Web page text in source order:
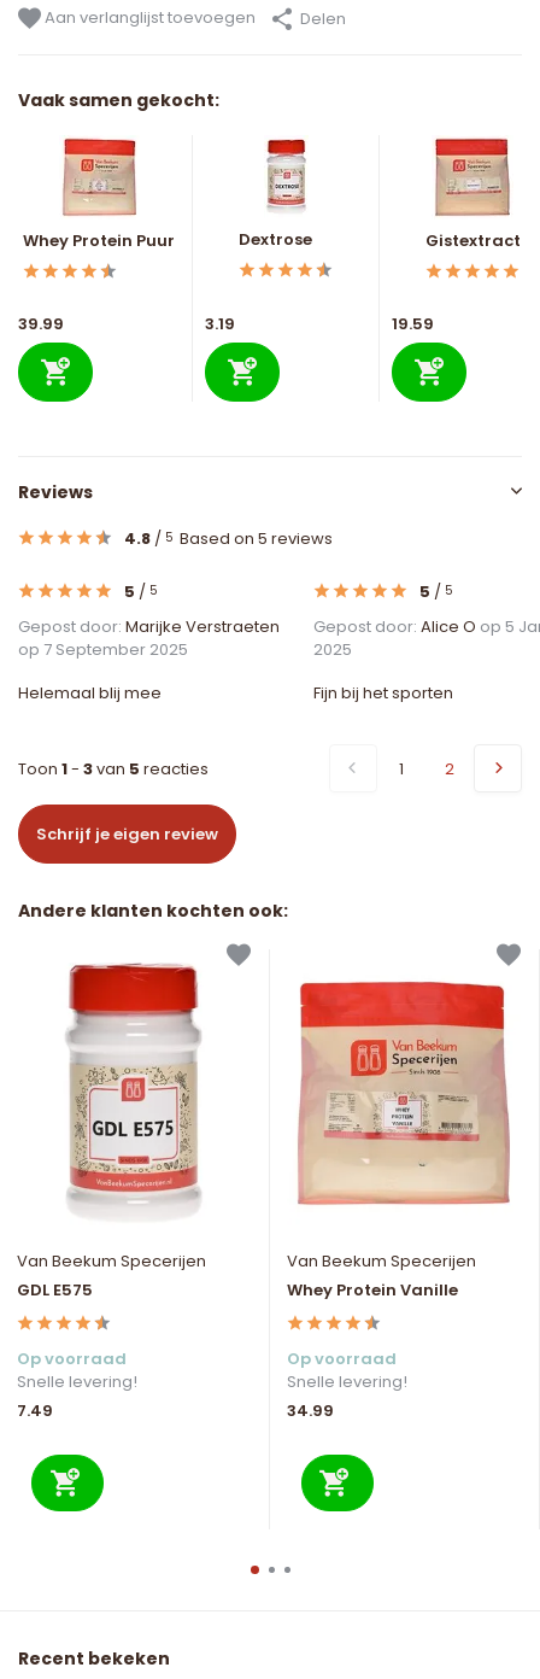
Aan verlanglijst toevoegen Delen
Vaak samen gekocht:
Whey Protein Puur
39.99
Dextrose
3.19
Gistextract
19.59
Reviews
4.8 / 5 Based on 5 reviews
5 / 5
Gepost door: Marijke Verstraeten
op 7 September 2025
Helemaal blij mee
5 / 5
Gepost door: Alice O op 5
2025
Fijn bij het sporten
Toon 1- 3van 5 reacties 1 2
Schrijf je eigen review
Andere klanten kochten ook:
Van Beekum Specerijen
GDL E575
Op voorraad
Snelle levering!
7.49
Van Beekum Specerijen
Whey Protein Vanille
Op voorraad
Snelle levering!
34.99
Recent bekeken